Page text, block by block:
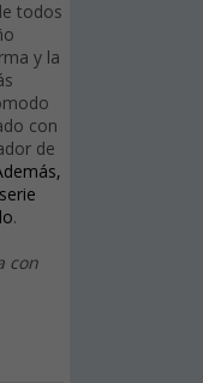
todos
y la
con
de
.
con